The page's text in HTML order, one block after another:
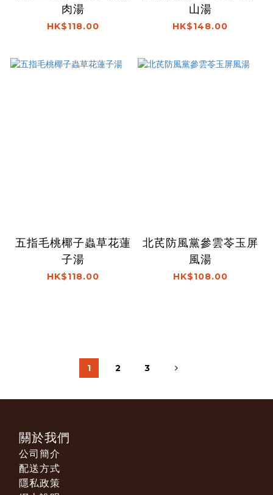
肉湯
HK$118.00
山湯
HK$148.00
五指毛桃椰子蟲草花蓮
子湯
HK$118.00
北芪防風黨參雲苓玉屏
風湯
HK$108.00
1 2 3
關於我們
公司簡介
配送方式
隱私政策